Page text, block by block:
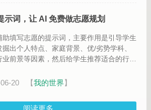
示词，让 AI 免费做志愿规划
助填写志愿的提示词，主要作用是引导学生
掘出个人特点、家庭背景、优/劣势学科、
业前景等因素，然后给学生推荐适合的行
，Google Gemini 、通义千问跟 ChatGPT
20 【我的世界】
阅读更多